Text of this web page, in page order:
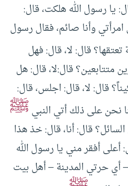
يا رسول الله هلكت، قال:
وأنا صائم، فقال رسول
قال: لا، قال: فهل
قال:لا، قال: هل
قال: لا، قال: اجلس، قال:
نحن على ذلك أتي النبيﷺ
قال: أنا، قال: خذ هذا
أفقر مني يا رسول الله
– أي حرتي المدينة – أهل بيت